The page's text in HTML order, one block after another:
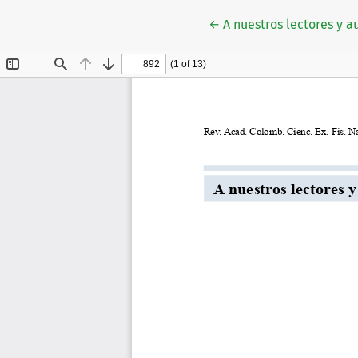
←Volver a los detalles
A nuestros lectores y